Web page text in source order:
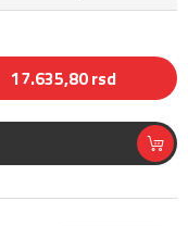
17.635,80 rsd